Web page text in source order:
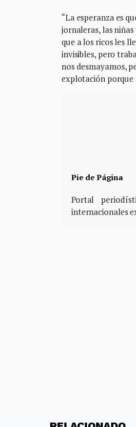
“La esperanza es
jornaleras, las
que a los ricos les
invisibles, pero
nos desmayamos,
explotación porque
Pie de Página
Portal
internacionales